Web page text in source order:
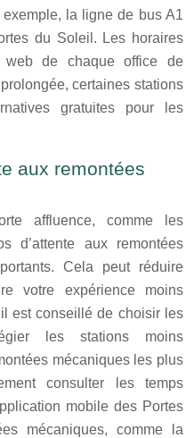
la ligne de bus A1
du Soleil. Les horaires
de chaque office de
certaines stations
gratuites pour les
aux remontées
affluence, comme les
d’attente aux remontées
Cela peut réduire
votre expérience moins
est conseillé de choisir les
les stations moins
mécaniques les plus
consulter les temps
mobile des Portes
mécaniques, comme la